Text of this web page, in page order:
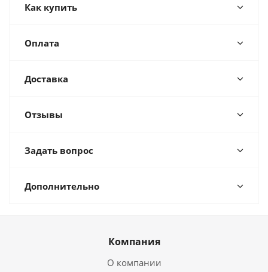
Как купить
Оплата
Доставка
Отзывы
Задать вопрос
Дополнительно
Компания
О компании